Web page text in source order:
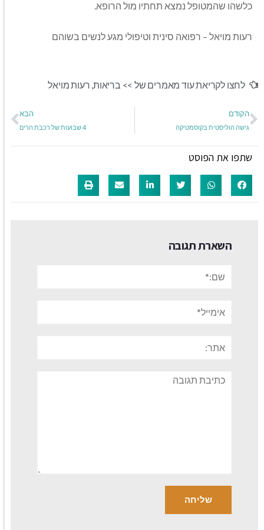
כלשהו שהמטופל נמצא תחתיו מול הרופא.
רעות מויאל – רפואה סינית וטיפולי מגע לנשים בשוהם
לחצו לקריאת עוד מאמרים של >> בריאות, רעות מויאל
הקודם
גישה הוליסטית בקוסמטיקה
הבא
4 שבועות של רכבת הרים
שתפו את הפוסט
השארת תגובה
תגובה